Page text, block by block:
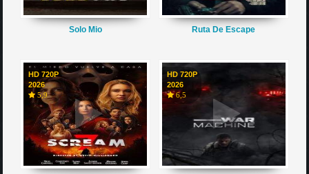
Solo Mio Ruta De Escape
HD 720P
2026
5,9
HD 720P
2026
6,5